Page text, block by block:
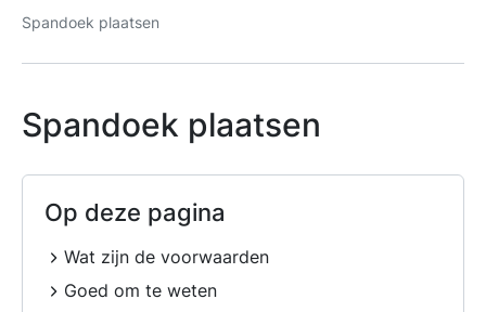
Spandoek plaatsen
Spandoek plaatsen
Op deze pagina
Wat zijn de voorwaarden
Goed om te weten